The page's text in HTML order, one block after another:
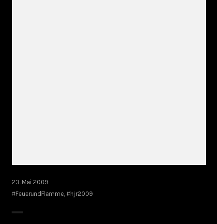
23. Mai 2009
#FeuerundFlamme #hjr2009